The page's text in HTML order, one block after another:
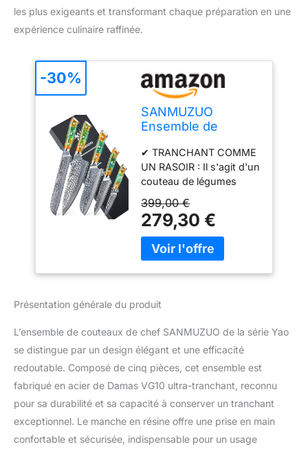
les plus exigeants et transformant chaque préparation en une
expérience culinaire raffinée.
SANMUZUO
Ensemble de
Set de couteaux de
cuisine de 5 pièces
- Acier de Damas
VG10 ultra-
tranchant et
manche en résine -
Série Yao
✔ TRANCHANT COMME
UN RASOIR : Il s'agit d'un
couteau de légumes
précisément conique est
fabriquée en acier
damassé de 67 couches,
la couche centrale est en
inoxydable au carbone
de qualité de chaque
excellente solidité,
durabilité et résistance
aux taches. La surface
forgée est polie pour
offrir des coupes douces
comme de la gelée et
399,00 €
279,30 €
-30%
Présentation générale du produit
L’ensemble de couteaux de chef SANMUZUO de la série Yao
se distingue par un design élégant et une efficacité
redoutable. Composé de cinq pièces, cet ensemble est
fabriqué en acier de Damas VG10 ultra-tranchant, reconnu
pour sa durabilité et sa capacité à conserver un tranchant
exceptionnel. Le manche en résine offre une prise en main
confortable et sécurisée, indispensable pour un usage